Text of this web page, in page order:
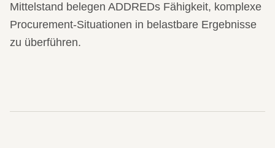
Mittelstand belegen ADDREDs Fähigkeit, komplexe
Procurement-Situationen in belastbare Ergebnisse
zu überführen.